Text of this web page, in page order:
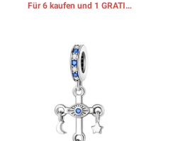
Für 6 kaufen und 1 GRATIS-